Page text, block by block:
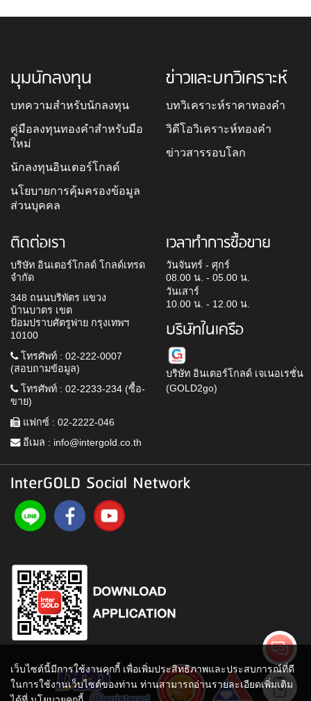
มุมนักลงทุน
บทความสำหรับนักลงทุน
คู่มือลงทุนทองคำสำหรับมือ
ใหม่
นักลงทุนอินเตอร์โกลด์
นโยบายการคุ้มครองข้อมูล
ส่วนบุคคล
ข่าวและบทวิเคราะห์
บทวิเคราะห์ราคาทองคำ
วิดีโอวิเคราะห์ทองคำ
ข่าวสารรอบโลก
ติดต่อเรา
บริษัท อินเตอร์โกลด์ โกลด์เทรด
จำกัด
348 ถนนบริพัตร แขวง
บ้านบาตร เขต
ป้อมปราบศัตรูพ่าย กรุงเทพฯ
10100
โทรศัพท์ : 02-222-0007
(สอบถามข้อมูล)
โทรศัพท์ : 02-2233-234 (ซื้อ-
ขาย)
แฟกซ์ : 02-2222-046
อีเมล : info@intergold.co.th
เวลาทำการซื้อขาย
วันจันทร์ - ศุกร์
08.00 น. - 05.00 น.
วันเสาร์
10.00 น. - 12.00 น.
บริษัทในเครือ
บริษัท อินเตอร์โกลด์ เจเนอเรชั่น
(GOLD2go)
InterGOLD Social Network
เว็บไซต์นี้มีการใช้งานคุกกี้ เพื่อเพิ่มประสิทธิภาพและประสบการณ์ที่ดี
ในการใช้งานเว็บไซต์ของท่าน ท่านสามารถอ่านรายละเอียดเพิ่มเติม